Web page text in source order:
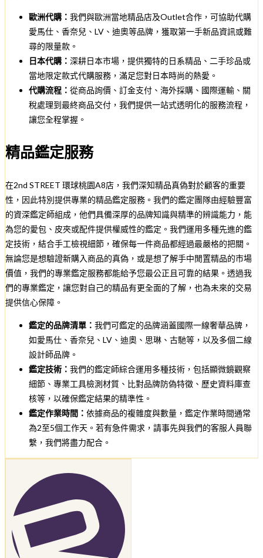
歐洲代購： 我們與歐洲當地精品店及Outlet合作，可協助代購
愛馬仕、香奈兒、LV、迪奧等品牌，獲取第一手新品資訊或難
尋的限量款。
日本代購： 深耕日本市場，提供獨特的日系精品、二手珍品或
當地限定款式代購服務，滿足您對日本時尚的熱愛。
代購流程： 從商品詢價、訂金支付、海外採購、國際運輸、關
稅處理到最終商品交付，我們提供一站式透明化的服務流程，
讓您全程掌握。
精品鑑定服務
在2nd STREET 環球桃園A8店，我們深知精品真偽對於顧客的重要
性，因此特別提供專業的精品鑑定服務。我們的鑑定團隊由經驗豐富
的資深鑑定師組成，他們具備深厚的品牌知識與精準的辨識能力，能
為您的愛包、皮夾或配件提供權威性的鑑定。我們運用多種先進的鑑
定技術，結合手工檢視細節，確保每一件商品都經過最嚴格的把關。
無論您是想驗證新購入商品的真偽，或是想了解手中閒置精品的市場
價值，我們的專業鑑定服務都能給予您最公正且可靠的結果。透過我
們的專業鑑定，讓您對自己的精品有更全面的了解，也為未來的交易
提供信心保障。
鑑定的品牌清單： 我們可鑑定的品牌涵蓋國際一線奢華品牌，
如愛馬仕、香奈兒、LV、迪奧、思琳、古馳等，以及多個二線
設計師品牌。
鑑定技術： 我們的鑑定師綜合運用多種技術，包括顯微鏡觀察
細節、專業工具檢測材質、比對品牌防偽特徵、歷史資料庫查
核等，以確保鑑定結果的精準性。
鑑定作業時間： 依據商品的複雜度與數量，鑑定作業時間通常
為2至5個工作天。若有急件需求，請事先與我們的客服人員聯
繫，我們將盡力配合。